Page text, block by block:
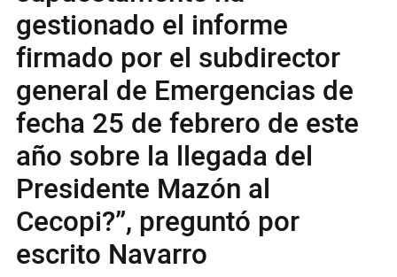
gestionado el informe
firmado por el subdirector
general de Emergencias de
fecha 25 de febrero de este
año sobre la llegada del
Presidente Mazón al
Cecopi?”, preguntó por
escrito Navarro